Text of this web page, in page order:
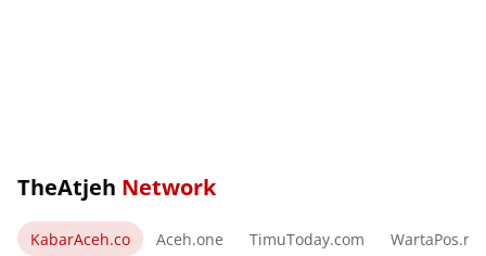
TheAtjeh Network
KabarAceh.co Aceh.one TimuToday.com WartaPos.net